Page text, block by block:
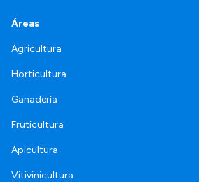
Áreas
Agricultura
Horticultura
Ganadería
Fruticultura
Apicultura
Vitivinicultura